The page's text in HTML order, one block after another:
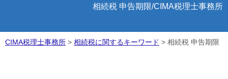
相続税 申告期限/CIMA税理士事務所
CIMA税理士事務所 > 相続税に関するキーワード > 相続税 申告期限